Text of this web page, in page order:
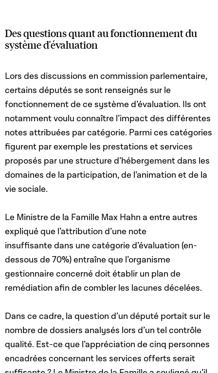
Des questions quant au fonctionnement du
système d'évaluation
Lors des discussions en commission parlementaire,
certains députés se sont renseignés sur le
fonctionnement de ce système d’évaluation. Ils ont
notamment voulu connaître l’impact des différentes
notes attribuées par catégorie. Parmi ces catégories
figurent par exemple les prestations et services
proposés par une structure d’hébergement dans les
domaines de la participation, de l’animation et de la
vie sociale.
Le Ministre de la Famille Max Hahn a entre autres
expliqué que l’attribution d’une note
insuffisante dans une catégorie d’évaluation (en-
dessous de 70%) entraîne que l’organisme
gestionnaire concerné doit établir un plan de
remédiation afin de combler les lacunes décelées.
Dans ce cadre, la question d’un député portait sur le
nombre de dossiers analysés lors d’un tel contrôle
qualité. Est-ce que l’appréciation de cinq personnes
encadrées concernant les services offerts serait